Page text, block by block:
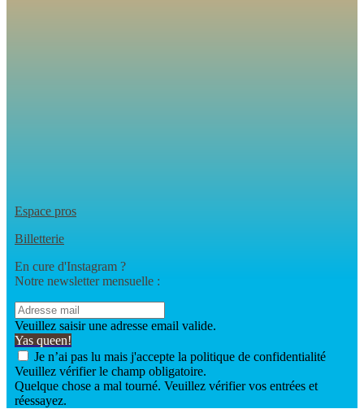
Espace pros
Billetterie
En cure d'Instagram ?
Notre newsletter mensuelle :
Veuillez saisir une adresse email valide.
Yas queen!
Je n’ai pas lu mais j'accepte la politique de confidentialité
Veuillez vérifier le champ obligatoire.
Quelque chose a mal tourné. Veuillez vérifier vos entrées et
réessayez.